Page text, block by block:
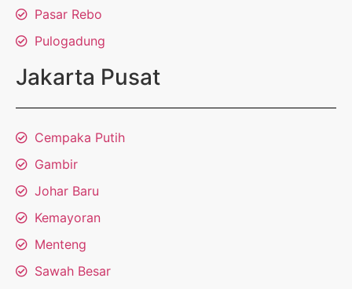
Pasar Rebo
Pulogadung
Jakarta Pusat
Cempaka Putih
Gambir
Johar Baru
Kemayoran
Menteng
Sawah Besar